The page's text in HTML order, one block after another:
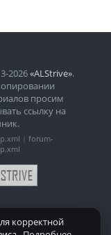
2026«ALStrive».
просим
ссылку на
forum-
корректной